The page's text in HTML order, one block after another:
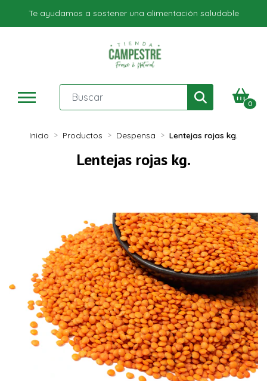
Te ayudamos a sostener una alimentación saludable
0
Inicio Productos Despensa Lentejas rojas kg.
Lentejas rojas kg.